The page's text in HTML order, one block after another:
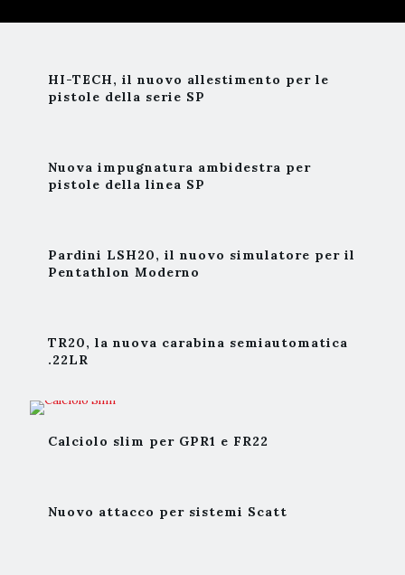
HI-TECH, il nuovo allestimento per le
pistole della serie SP
Nuova impugnatura ambidestra per
pistole della linea SP
Pardini LSH20, il nuovo simulatore per il
Pentathlon Moderno
TR20, la nuova carabina semiautomatica
.22LR
Calciolo slim per GPR1 e FR22
Nuovo attacco per sistemi Scatt